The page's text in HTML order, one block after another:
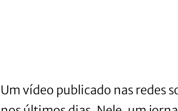
Um vídeo publicado nas redes